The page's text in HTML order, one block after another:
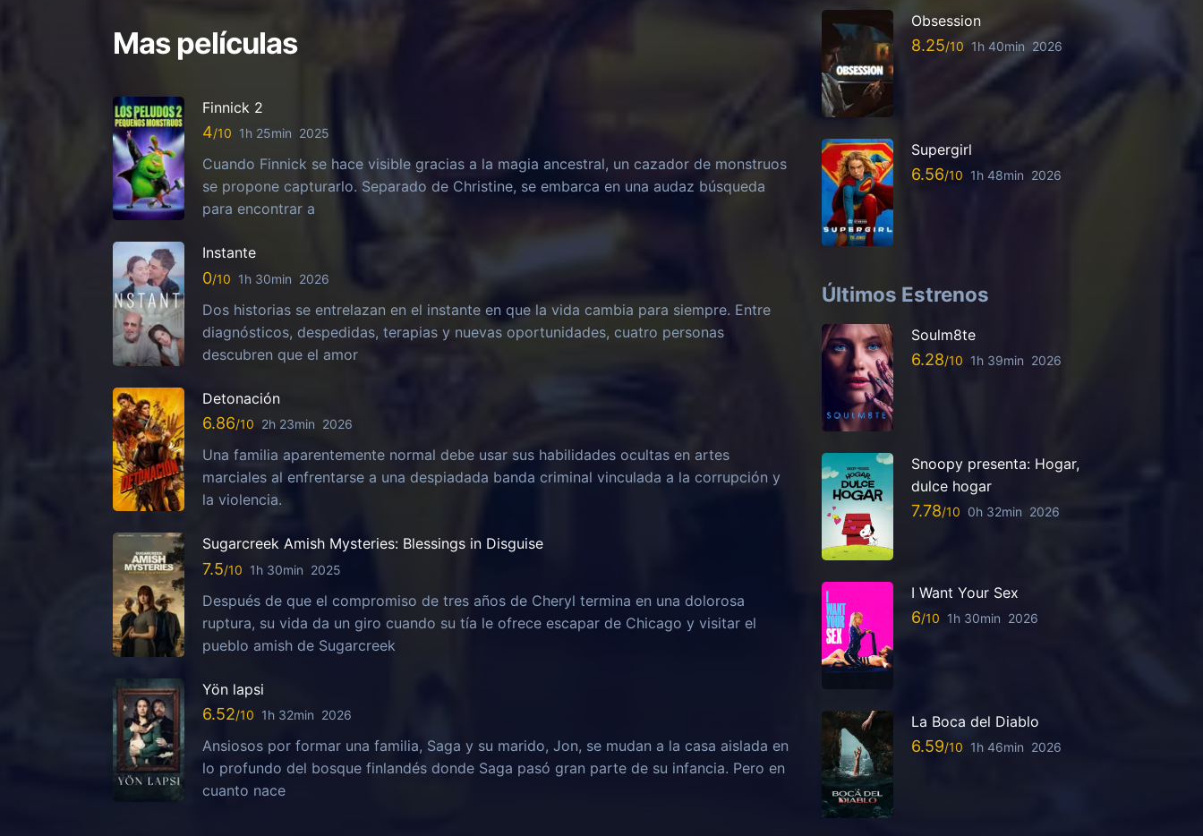
Mas películas
Finnick 2
4 1h 25min 2025
Cuando Finnick se hace visible gracias a la magia ancestral, un cazador de monstruos
se propone capturarlo. Separado de Christine, se embarca en una audaz búsqueda
para encontrar a
Instante
0 1h 30min 2026
Dos historias se entrelazan en el instante en que la vida cambia para siempre. Entre
diagnósticos, despedidas, terapias y nuevas oportunidades, cuatro personas
descubren que el amor
Detonación
6.86 2h 23min 2026
Una familia aparentemente normal debe usar sus habilidades ocultas en artes
marciales al enfrentarse a una despiadada banda criminal vinculada a la corrupción y
la violencia.
Sugarcreek Amish Mysteries: Blessings in Disguise
7.5 1h 30min 2025
Después de que el compromiso de tres años de Cheryl termina en una dolorosa
ruptura, su vida da un giro cuando su tía le ofrece escapar de Chicago y visitar el
pueblo amish de Sugarcreek
Yön lapsi
6.52 1h 32min 2026
Ansiosos por formar una familia, Saga y su marido, Jon, se mudan a la casa aislada en
lo profundo del bosque finlandés donde Saga pasó gran parte de su infancia. Pero en
cuanto nace
Obsession
8.25 1h 40min 2026
Supergirl
6.56 1h 48min 2026
Últimos Estrenos
Soulm8te
6.28 1h 39min 2026
Snoopy presenta: Hogar,
dulce hogar
7.78 0h 32min 2026
I Want Your Sex
6 1h 30min 2026
La Boca del Diablo
6.59 1h 46min 2026